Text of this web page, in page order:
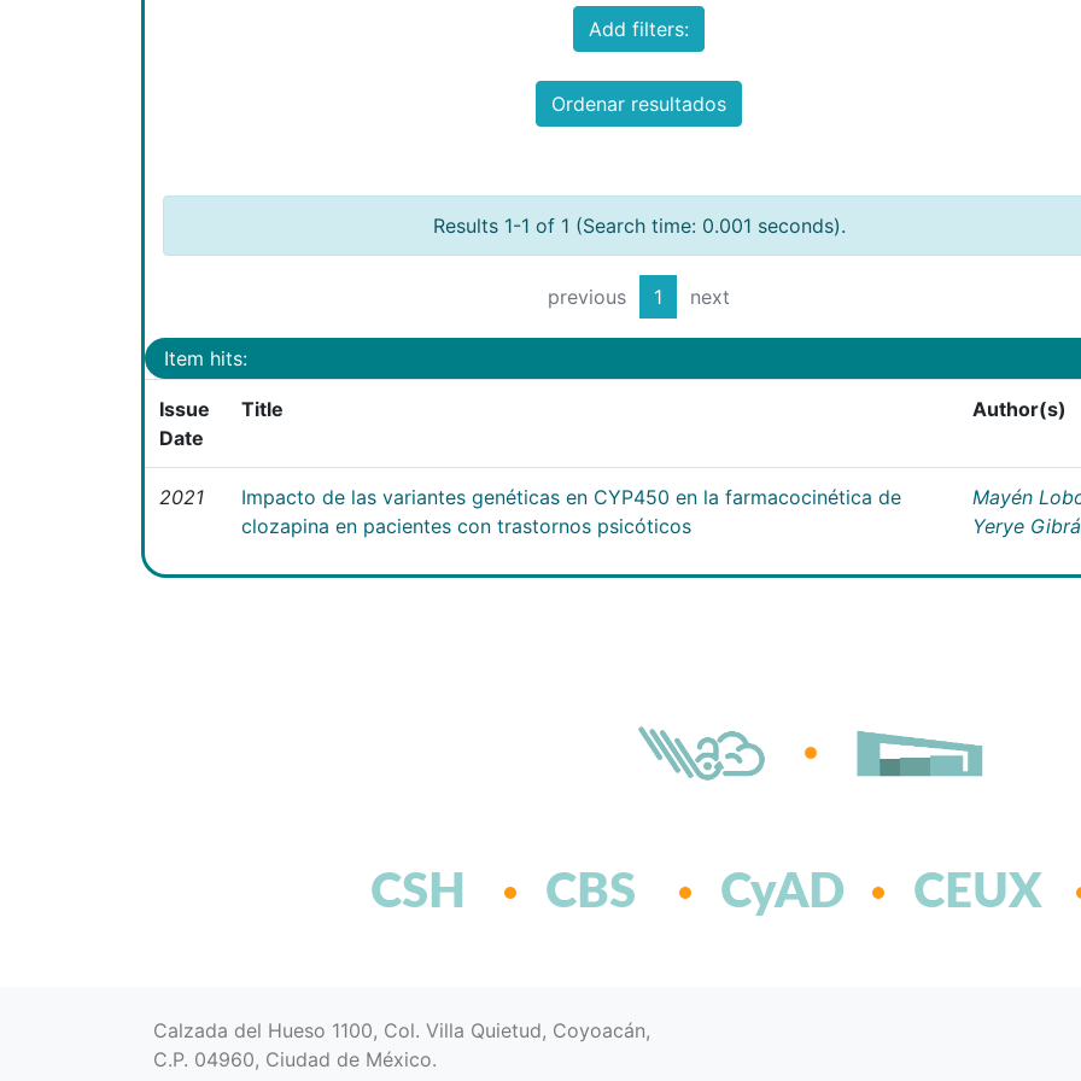
Add filters:
Ordenar resultados
Results 1-1 of 1 (Search time: 0.001 seconds).
previous 1 next
Item hits:
Issue
Date
Title Author(s)
2021
Impacto de las variantes genéticas en CYP450 en la farmacocinética de
clozapina en pacientes con trastornos psicóticos
Mayén
Yerye
CSH CBS CyAD CEUX
Calzada del Hueso 1100, Col. Villa Quietud, Coyoacán,
C.P. 04960, Ciudad de México.